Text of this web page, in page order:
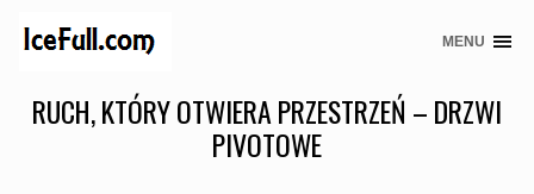
Skip
content
MENU
RUCH, KTÓRY OTWIERA PRZESTRZEŃ – DRZWI
PIVOTOWE